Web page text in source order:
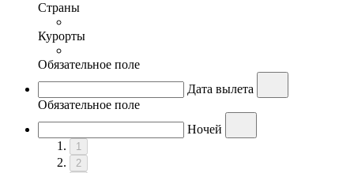
Страны
Курорты
Обязательное поле
Дата вылета
Обязательное поле
Ночей
1
2